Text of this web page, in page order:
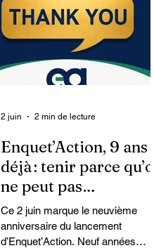
Enquet’Action, 9 ans
déjà : tenir parce qu’on
ne peut pas
abandonner
Ce 2 juin marque le neuvième
anniversaire du lancement
d’Enquet’Action. Neuf années
2 juin 2 min de lecture